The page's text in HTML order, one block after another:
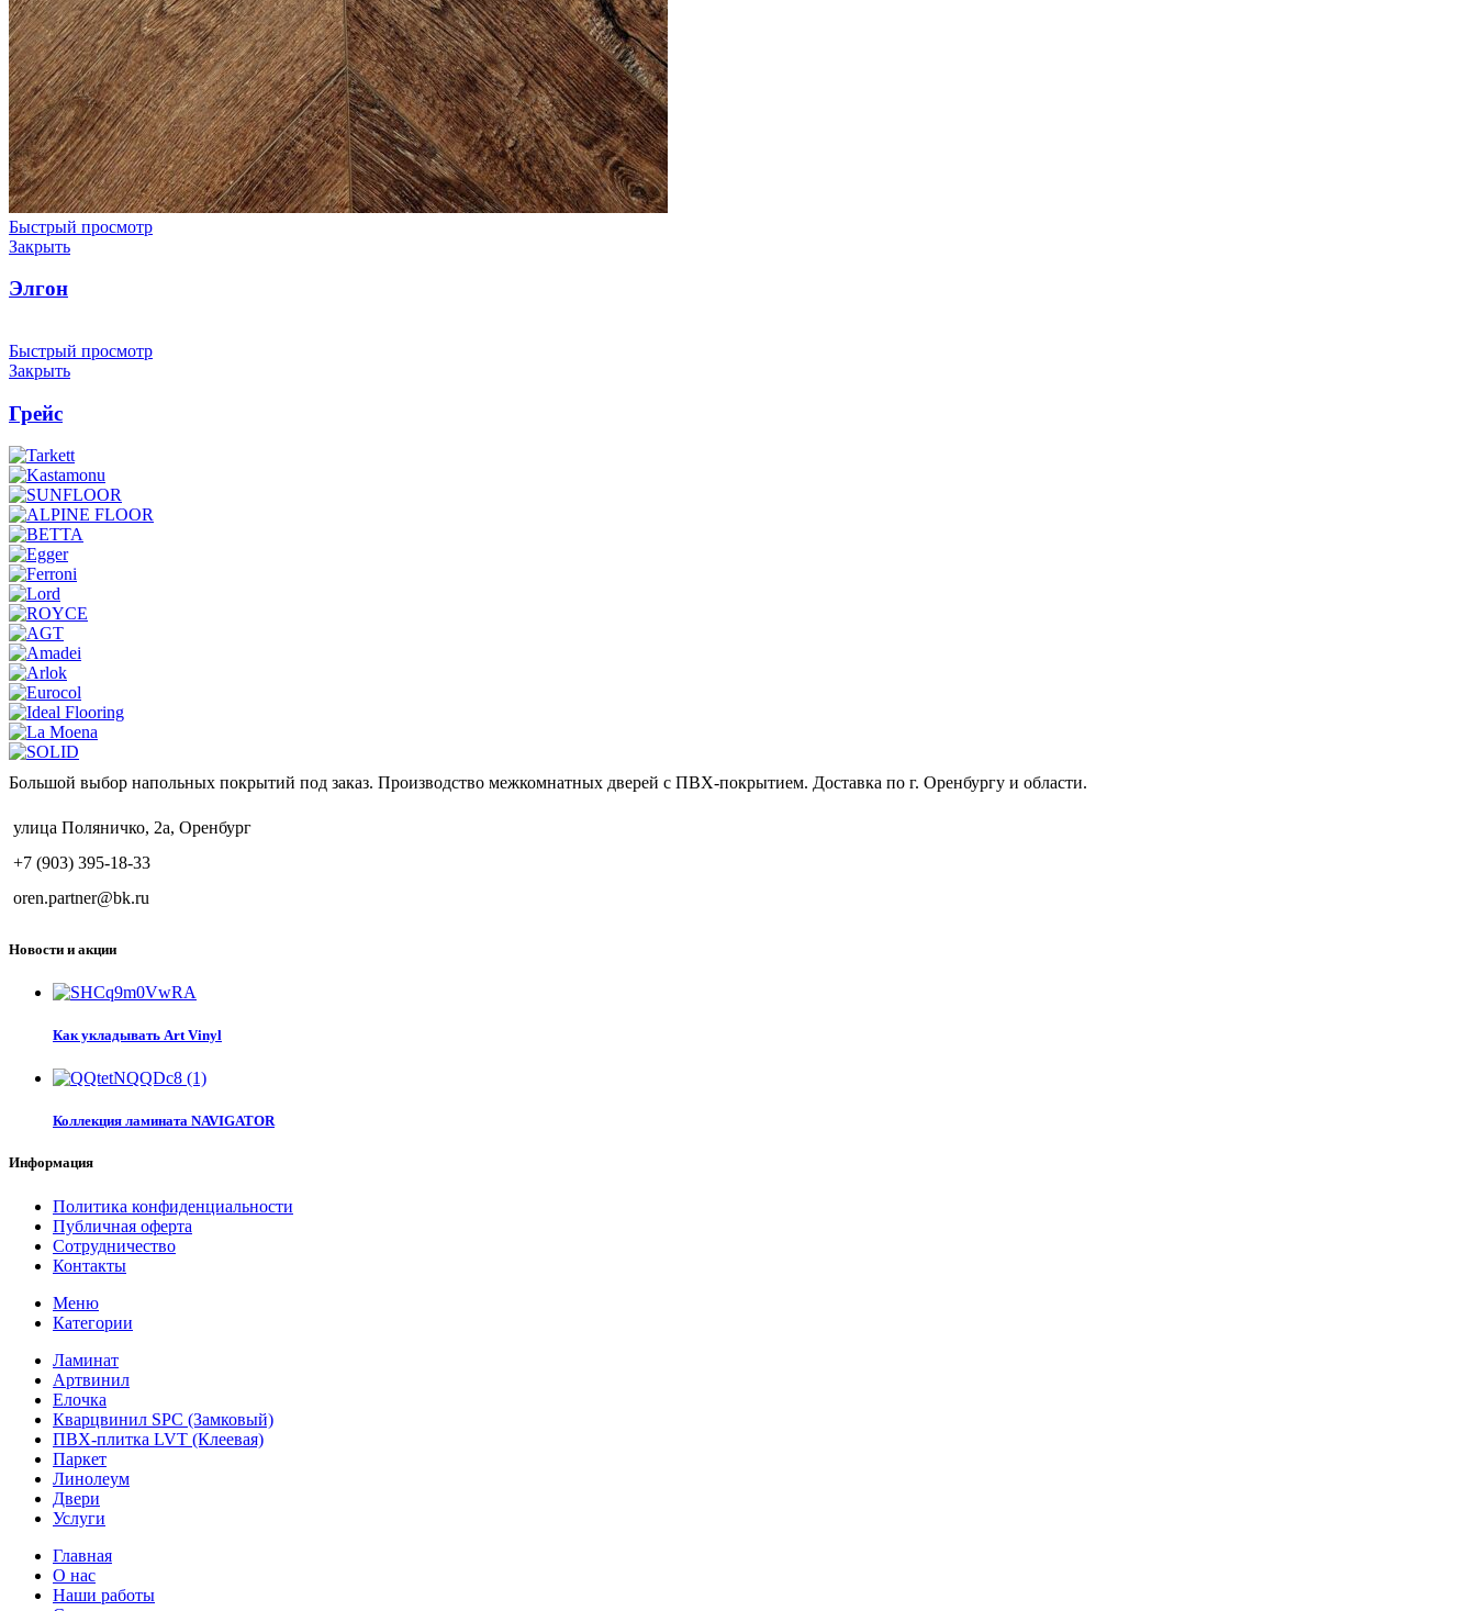
Быстрый просмотр
Закрыть
Элгон
Быстрый просмотр
Закрыть
Грейс
Большой выбор напольных покрытий под заказ. Производство межкомнатных дверей с ПВХ-покрытием. Доставка по г. Оренбургу и области.
улица Поляничко, 2а, Оренбург
+7 (903) 395-18-33
oren.partner@bk.ru
Новости и акции
Как укладывать Art Vinyl
Коллекция ламината NAVIGATOR
Информация
Политика конфиденциальности
Публичная оферта
Сотрудничество
Контакты
Меню
Категории
Ламинат
Артвинил
Елочка
Кварцвинил SPC (Замковый)
ПВХ-плитка LVT (Клеевая)
Паркет
Линолеум
Двери
Услуги
Главная
О нас
Наши работы